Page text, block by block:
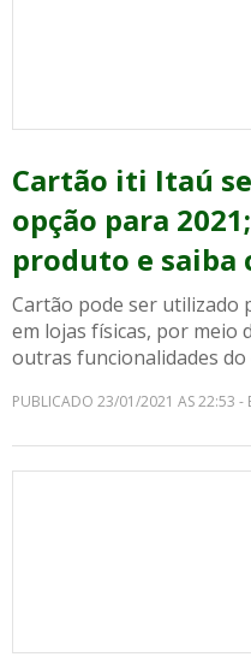
Cartão iti Itaú
opção para
produto e saiba
Cartão pode ser utilizado
em lojas físicas, por meio
outras funcionalidades
PUBLICADO 23/01/2021 AS 22:53 -